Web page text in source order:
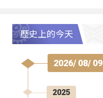
歷史上的今天
2026/ 08/ 09
2025